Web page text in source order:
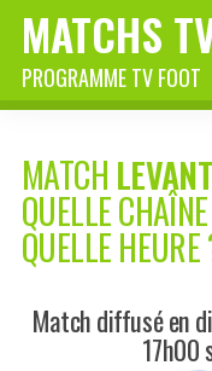
MATCHS
PROGRAMME TV FOOT
MATCH
QUELLE
QUELLE HEURE
Match diffusé en
17h00